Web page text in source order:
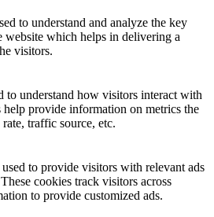
to understand and analyze the key
website which helps in delivering a
visitors.
to understand how visitors interact with
help provide information on metrics the
traffic source, etc.
to provide visitors with relevant ads
cookies track visitors across
to provide customized ads.